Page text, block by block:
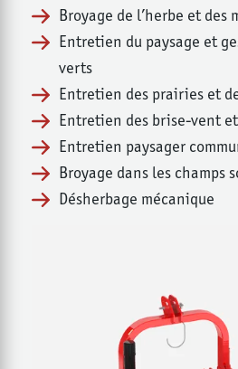
Broyage de l’herbe et des
Entretien du paysage et
verts
Entretien des prairies et
Entretien des brise-vent
Entretien paysager
Broyage dans les champs
Désherbage mécanique